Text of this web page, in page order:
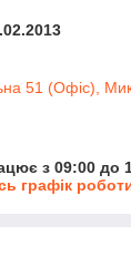
51 (Офіс),
з 09:00 до
графік